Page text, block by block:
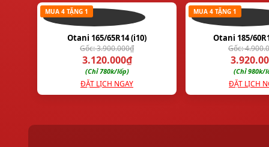
MUA 4 TẶNG 1
Otani 165/65R14 (i10)
Gốc: 3.900.000₫
3.120.000₫
(Chỉ 780k/lốp)
ĐẶT LỊCH NGAY
MUA 4 TẶNG 1
Otani 185/
Gốc:
(Chỉ 980k/
ĐẶT LỊCH
Website:thegioivoxe.com.vn